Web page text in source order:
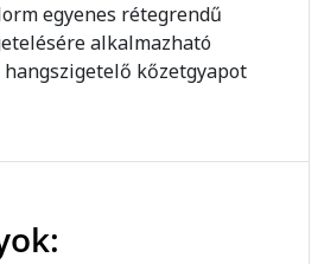
egyenes rétegrendű
alkalmazható
kőzetgyapot